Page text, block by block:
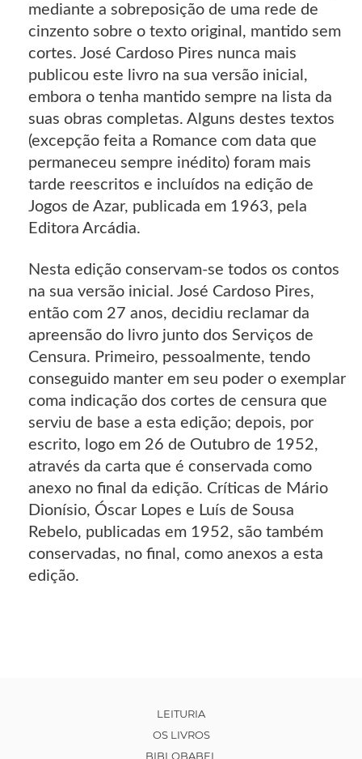
mediante a sobreposição de uma rede de
cinzento sobre o texto original, mantido sem
cortes. José Cardoso Pires nunca mais
publicou este livro na sua versão inicial,
embora o tenha mantido sempre na lista da
suas obras completas. Alguns destes textos
(excepção feita a Romance com data que
permaneceu sempre inédito) foram mais
tarde reescritos e incluídos na edição de
Jogos de Azar, publicada em 1963, pela
Editora Arcádia.
Nesta edição conservam-se todos os contos
na sua versão inicial. José Cardoso Pires,
então com 27 anos, decidiu reclamar da
apreensão do livro junto dos Serviços de
Censura. Primeiro, pessoalmente, tendo
conseguido manter em seu poder o exemplar
coma indicação dos cortes de censura que
serviu de base a esta edição; depois, por
escrito, logo em 26 de Outubro de 1952,
através da carta que é conservada como
anexo no final da edição. Críticas de Mário
Dionísio, Óscar Lopes e Luís de Sousa
Rebelo, publicadas em 1952, são também
conservadas, no final, como anexos a esta
edição.
LEITURIA
OS LIVROS
BIBLOBABEL